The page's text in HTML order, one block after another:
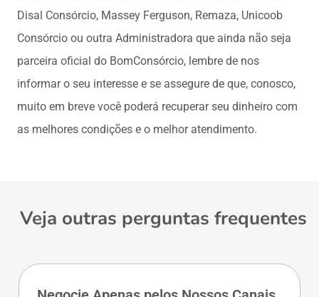
Disal Consórcio, Massey Ferguson, Remaza, Unicoob
Consórcio ou outra Administradora que ainda não seja
parceira oficial do BomConsórcio, lembre de nos
informar o seu interesse e se assegure de que, conosco,
muito em breve você poderá recuperar seu dinheiro com
as melhores condições e o melhor atendimento.
Veja outras perguntas frequentes